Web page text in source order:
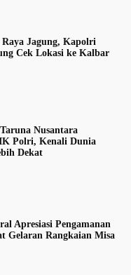
Raya Jagung, Kapolri
Cek Lokasi ke Kalbar
Nusantara
Polri, Kenali Dunia
Dekat
Apresiasi Pengamanan
Gelaran Rangkaian Misa